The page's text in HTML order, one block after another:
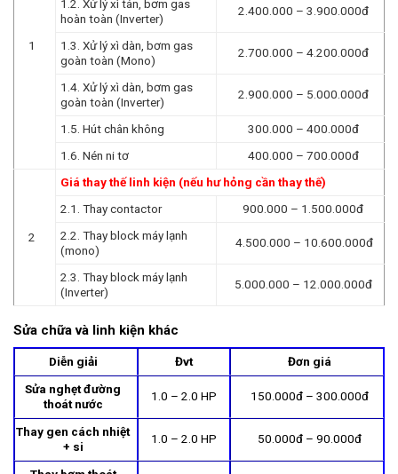
1
1.2. Xử lý xì tán, bơm gas
hoàn toàn (Inverter)
2.400.000 – 3.900.000đ
1.3. Xử lý xì dàn, bơm gas
goàn toàn (Mono)
2.700.000 – 4.200.000đ
1.4. Xử lý xì dàn, bơm gas
goàn toàn (Inverter)
2.900.000 – 5.000.000đ
1.5. Hút chân không
300.000 – 400.000đ
1.6. Nén ni tơ
400.000 – 700.000đ
2
Giá thay thế linh kiện (nếu hư hỏng cần thay thế)
2.1. Thay contactor
900.000 – 1.500.000đ
2.2. Thay block máy lạnh
(mono)
4.500.000 – 10.600.000đ
2.3. Thay block máy lạnh
(Inverter)
5.000.000 – 12.000.000đ
Sửa chữa và linh kiện khác
Diễn giải Đvt
Đơn giá
Sửa nghẹt đường
thoát nước
1.0 – 2.0 HP 150.000đ – 300.000đ
Thay gen cách nhiệt
+ si
1.0 – 2.0 HP 50.000đ – 90.000đ